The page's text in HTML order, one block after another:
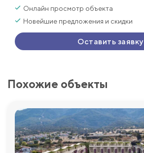
Онлайн просмотр объекта
Новейшие предложения и скидки
Оставить заявку
Похожие объекты